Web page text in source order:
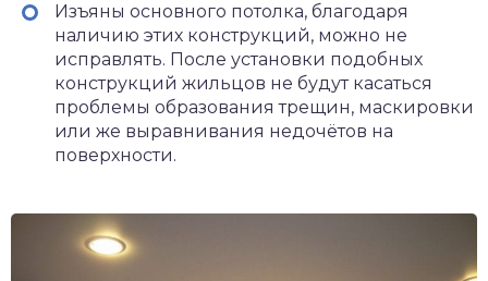
Изъяны основного потолка, благодаря
наличию этих конструкций, можно не
исправлять. После установки подобных
конструкций жильцов не будут касаться
проблемы образования трещин, маскировки
или же выравнивания недочётов на
поверхности.